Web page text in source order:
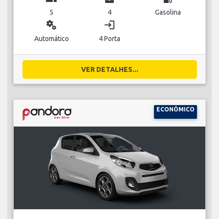
5 4 Gasolina
miscellaneous_services
Automático
login
4 Porta
VER DETALHES...
ECONÓMICO